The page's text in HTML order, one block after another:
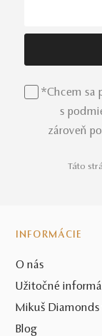
*Chcem sa
s
zároveň
Táto
INFORMÁCIE
O nás
Užitočné
Mikuš
Blog